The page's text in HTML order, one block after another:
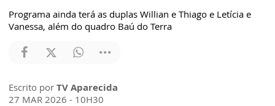
Programa ainda terá as duplas Willian e Thiago e Letícia e
Vanessa, além do quadro Baú do Terra
Escrito por TV Aparecida
27 MAR 2026 - 10H30